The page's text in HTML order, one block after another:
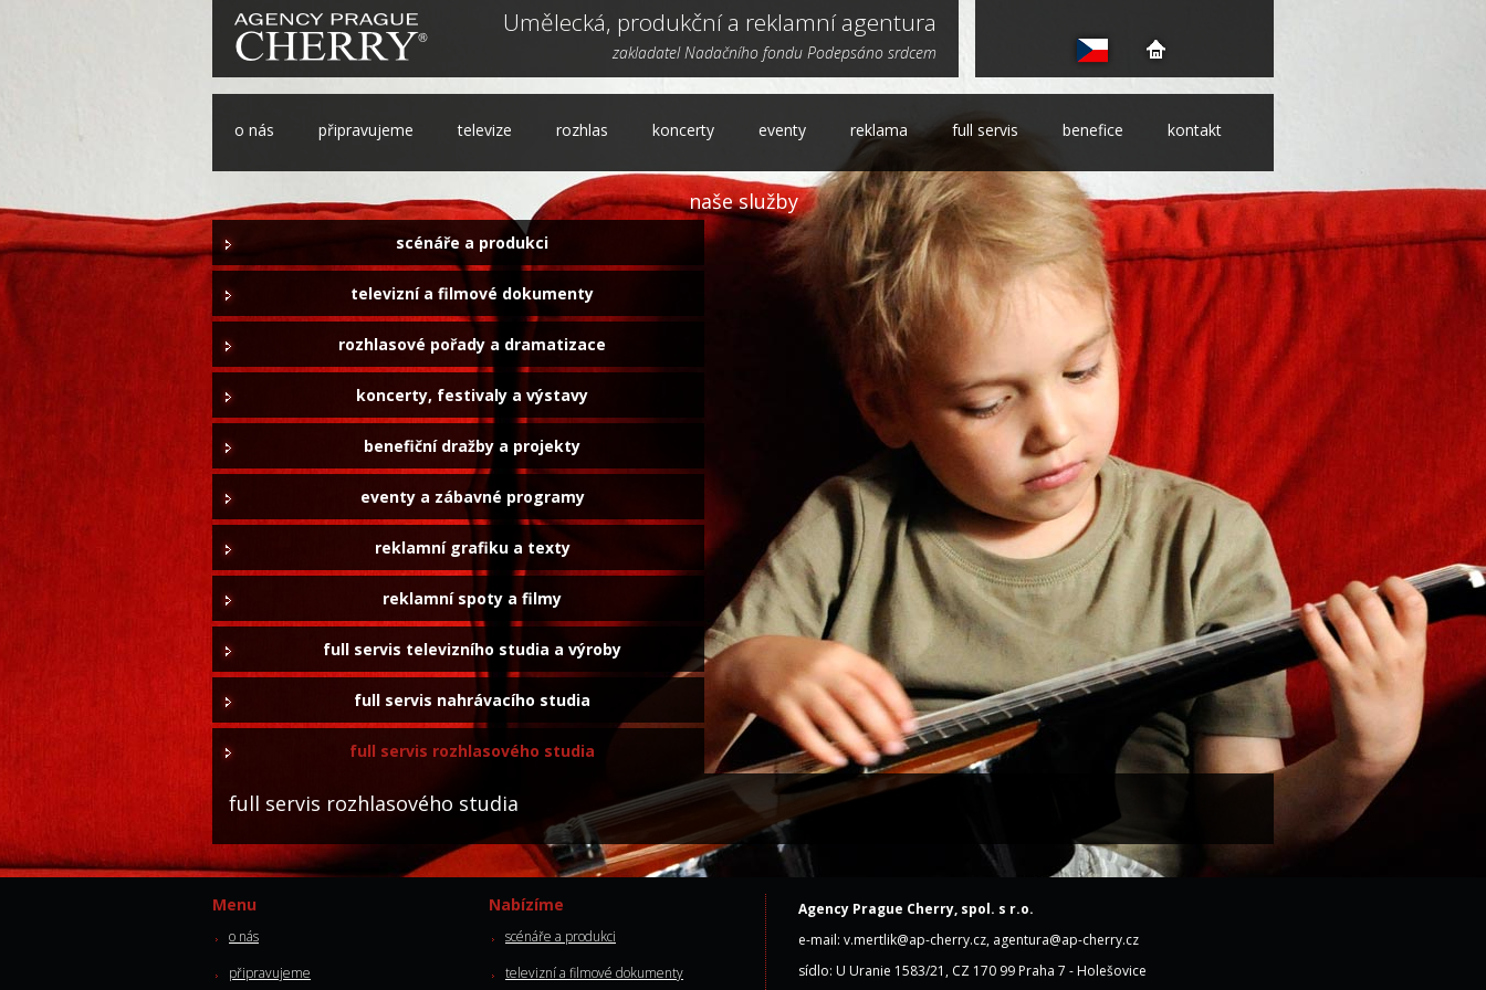
Umělecká, produkční a reklamní agentura
zakladatel Nadačního fondu Podepsáno srdcem
o nás připravujeme televize rozhlas koncerty eventy reklama full servis benefice kontakt
naše služby
scénáře a produkci
televizní a filmové dokumenty
rozhlasové pořady a dramatizace
koncerty, festivaly a výstavy
benefiční dražby a projekty
eventy a zábavné programy
reklamní grafiku a texty
reklamní spoty a filmy
full servis televizního studia a výroby
full servis nahrávacího studia
full servis rozhlasového studia
full servis rozhlasového studia
Menu
o nás
připravujeme
Nabízíme
scénáře a produkci
televizní a filmové dokumenty
Agency Prague Cherry, spol. s r.o.
e-mail: v.mertlik@ap-cherry.cz, agentura@ap-cherry.cz
sídlo: U Uranie 1583/21, CZ 170 99 Praha 7 - Holešovice